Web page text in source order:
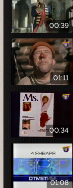
00:39
01:11
00:34
01:08